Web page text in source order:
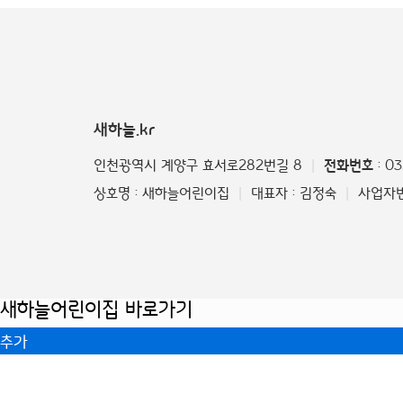
새하늘.kr
인천광역시 계양구 효서로282번길 8 전화번호 :
상호명 : 새하늘어린이집
대표자 : 김정숙 사업
새하늘어린이집 바로가기
추가